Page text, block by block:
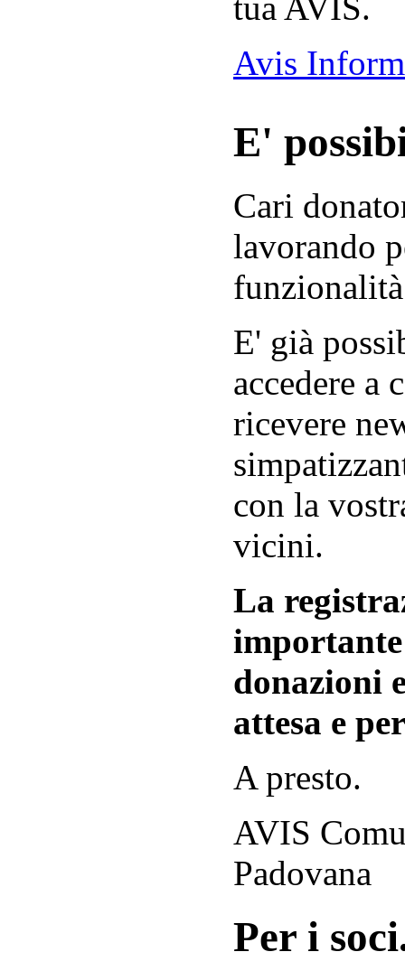
tua AVIS.
Avis
E'
Cari
lavorando
E' già
accedere a
ricevere
con la
vicini.
La
donazioni
attesa e
A presto.
AVIS
Padovana
Per i